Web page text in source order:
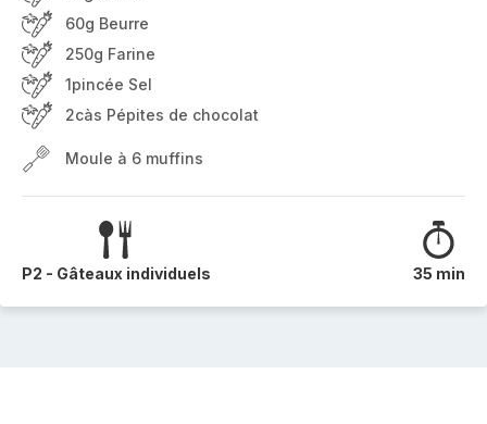
60g Beurre
250g Farine
1pincée Sel
2càs Pépites de chocolat
Moule à 6 muffins
P2 - Gâteaux individuels 35 min